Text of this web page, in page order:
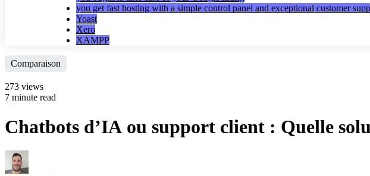
you get fast hosting with a simple control panel and exceptional customer
Yoast
Xero
XAMPP
Comparaison
273 views
7 minute read
Chatbots d’IA ou support client : Quelle